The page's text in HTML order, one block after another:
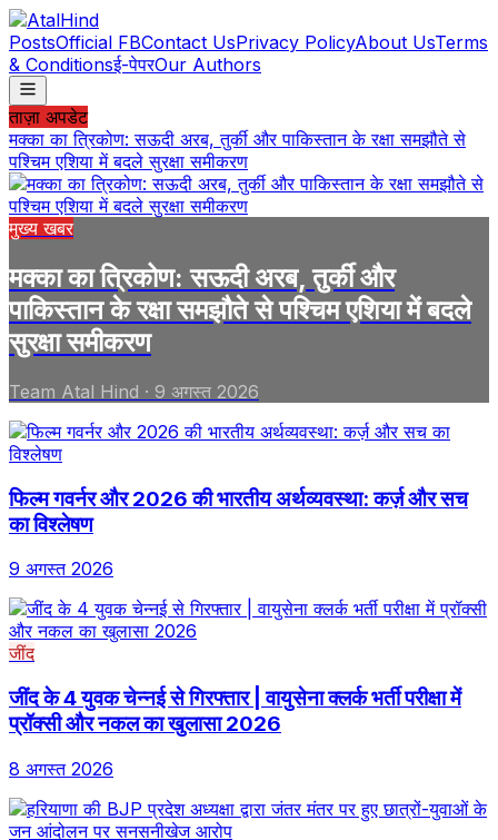
PostsOfficial FBContact UsPrivacy PolicyAbout UsTerms
& Conditionsई-पेपरOur Authors
ताज़ा अपडेट
मक्का का त्रिकोण: सऊदी अरब, तुर्की और पाकिस्तान के रक्षा समझौते से
पश्चिम एशिया में बदले सुरक्षा समीकरण
मुख्य खबर
मक्का का त्रिकोण: सऊदी अरब, तुर्की और
पाकिस्तान के रक्षा समझौते से पश्चिम एशिया में बदले
सुरक्षा समीकरण
Team Atal Hind · 9 अगस्त 2026
फिल्म गवर्नर और 2026 की भारतीय अर्थव्यवस्था: कर्ज़ और सच
का विश्लेषण
9 अगस्त 2026
जींद
जींद के 4 युवक चेन्नई से गिरफ्तार | वायुसेना क्लर्क भर्ती परीक्षा में
प्रॉक्सी और नकल का खुलासा 2026
8 अगस्त 2026